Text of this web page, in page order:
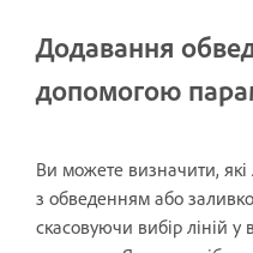
Додавання
допомогою
Ви можете визначити, які
з обведенням або
скасовуючи вибір ліній у